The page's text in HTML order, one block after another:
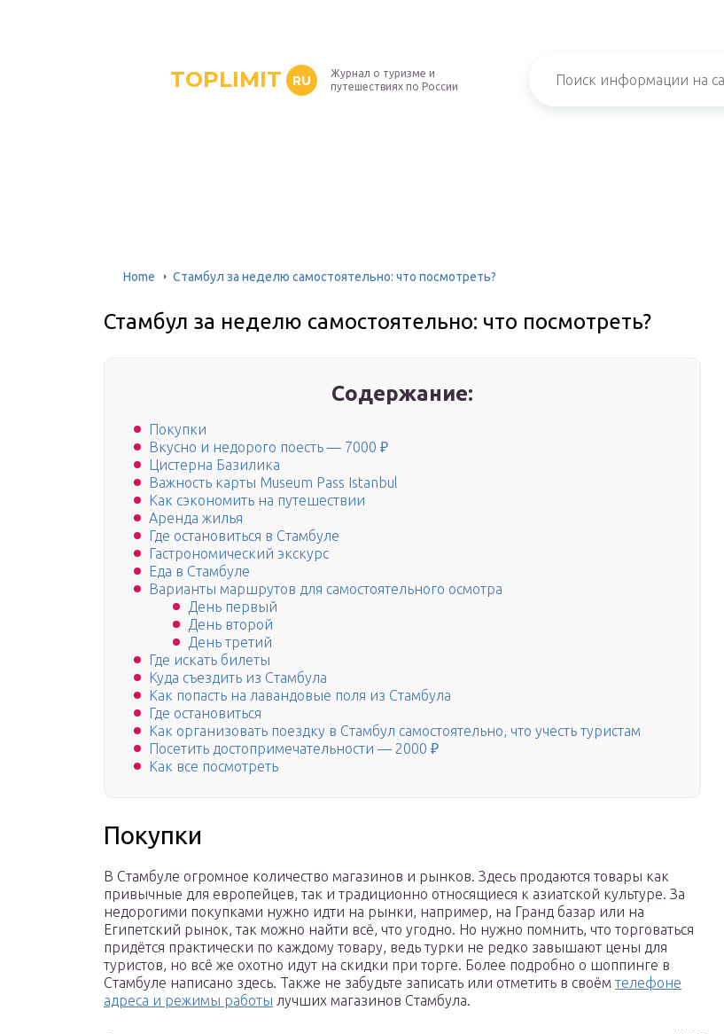
TOPLIMIT RU
Журнал о туризме и
путешествиях по России
Home Стамбул за неделю самостоятельно: что посмотреть?
Стамбул за неделю самостоятельно: что посмотреть?
Содержание:
Покупки
Вкусно и недорого поесть — 7000 ₽
Цистерна Базилика
Важность карты Museum Pass Istanbul
Как сэкономить на путешествии
Аренда жилья
Где остановиться в Стамбуле
Гастрономический экскурс
Еда в Стамбуле
Варианты маршрутов для самостоятельного осмотра
День первый
День второй
День третий
Где искать билеты
Куда съездить из Стамбула
Как попасть на лавандовые поля из Стамбула
Где остановиться
Как организовать поездку в Стамбул самостоятельно, что учесть туристам
Посетить достопримечательности — 2000 ₽
Как все посмотреть
Покупки
В Стамбуле огромное количество магазинов и рынков. Здесь продаются товары как
привычные для европейцев, так и традиционно относящиеся к азиатской культуре. За
недорогими покупками нужно идти на рынки, например, на Гранд базар или на
Египетский рынок, так можно найти всё, что угодно. Но нужно помнить, что торговаться
придётся практически по каждому товару, ведь турки не редко завышают цены для
туристов, но всё же охотно идут на скидки при торге. Более подробно о шоппинге в
Стамбуле написано здесь. Также не забудьте записать или отметить в своём телефоне
адреса и режимы работы лучших магазинов Стамбула.